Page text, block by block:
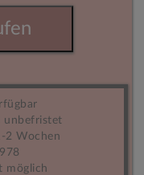
unbefristet
2 Wochen
möglich